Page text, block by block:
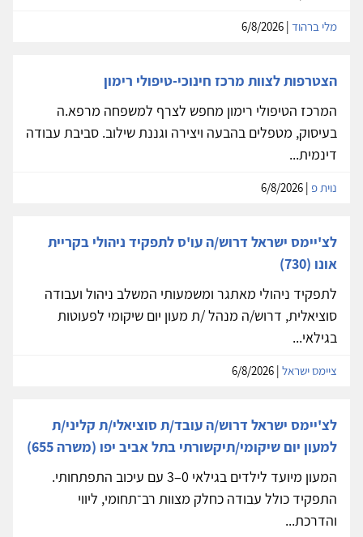
מלי ברהוד
הצטרפות לצוות מרכז חינוכי-טיפולי רימון
המרכז הטיפולי רימון מחפש לצרף למשפחה מרפא.ה
בעיסוק, מטפלים בהבעה ויצירה וגננת שילוב. סביבת עבודה
דינמית...
נוית פ
לצ'יימס ישראל דרוש/ה עו'ס לתפקיד ניהולי בקריית
אונו (730)
לתפקיד ניהולי מאתגר ומשמעותי המשלב ניהול ועבודה
סוציאלית, דרוש/ה מנהל /ת מעון יום שיקומי לפעוטות
בגילאי...
ציימס ישראל
לצ'יימס ישראל דרוש/ה עובד/ת סוציאלי/ת קליני/ת
למעון יום שיקומי/תיקשורתי בתל אביב יפו (משרה 655)
המעון מיועד לילדים בגילאי 0–3 עם עיכוב התפתחותי.
התפקיד כולל עבודה כחלק מצוות רב־תחומי, ליווי
והדרכת...